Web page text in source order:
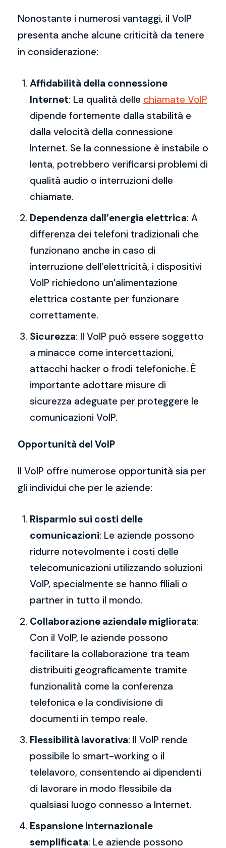
Nonostante i numerosi vantaggi, il VoIP
presenta anche alcune criticità da tenere
in considerazione:
Affidabilità della connessione
Internet: La qualità delle chiamate VoIP
dipende fortemente dalla stabilità e
dalla velocità della connessione
Internet. Se la connessione è instabile o
lenta, potrebbero verificarsi problemi di
qualità audio o interruzioni delle
chiamate.
Dependenza dall’energia elettrica: A
differenza dei telefoni tradizionali che
funzionano anche in caso di
interruzione dell’elettricità, i dispositivi
VoIP richiedono un’alimentazione
elettrica costante per funzionare
correttamente.
Sicurezza: Il VoIP può essere soggetto
a minacce come intercettazioni,
attacchi hacker o frodi telefoniche. È
importante adottare misure di
sicurezza adeguate per proteggere le
comunicazioni VoIP.
Opportunità del VoIP
Il VoIP offre numerose opportunità sia per
gli individui che per le aziende:
Risparmio sui costi delle
comunicazioni: Le aziende possono
ridurre notevolmente i costi delle
telecomunicazioni utilizzando soluzioni
VoIP, specialmente se hanno filiali o
partner in tutto il mondo.
Collaborazione aziendale migliorata:
Con il VoIP, le aziende possono
facilitare la collaborazione tra team
distribuiti geograficamente tramite
funzionalità come la conferenza
telefonica e la condivisione di
documenti in tempo reale.
Flessibilità lavorativa: Il VoIP rende
possibile lo smart-working o il
telelavoro, consentendo ai dipendenti
di lavorare in modo flessibile da
qualsiasi luogo connesso a Internet.
Espansione internazionale
semplificata: Le aziende possono